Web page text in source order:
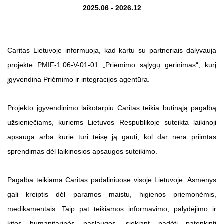
2025.06 - 2026.12
Caritas Lietuvoje informuoja, kad kartu su partneriais dalyvauja
projekte PMIF-1.06-V-01-01 „Priėmimo sąlygų gerinimas“, kurį
įgyvendina Priėmimo ir integracijos agentūra.
Projekto įgyvendinimo laikotarpiu Caritas teikia būtinąją pagalbą
užsieniečiams, kuriems Lietuvos Respublikoje suteikta laikinoji
apsauga arba kurie turi teisę ją gauti, kol dar nėra priimtas
sprendimas dėl laikinosios apsaugos suteikimo.
Pagalba teikiama Caritas padaliniuose visoje Lietuvoje. Asmenys
gali kreiptis dėl paramos maistu, higienos priemonėmis,
medikamentais. Taip pat teikiamos informavimo, palydėjimo ir